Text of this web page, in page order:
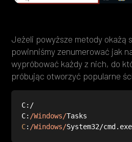
Jeżeli powyższe metody okażą
powinniśmy zenumerować jak
wypróbować każdy z nich, do
próbując otworzyć popularne
C:/
C: /Windows/
C: /Windows/System32/cmd.exe